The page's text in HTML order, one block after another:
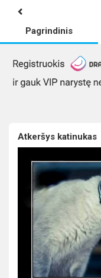
Pagrindinis
Atkeršys katinukas